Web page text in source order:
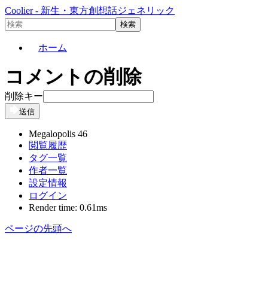
Coolier - 新生・東方創想話ジェネリック
ホーム
コメントの削除
削除キー
送信
Megalopolis 46
閲覧履歴
タグ一覧
作者一覧
設定情報
ログイン
Render time: 0.61ms
ページの先頭へ